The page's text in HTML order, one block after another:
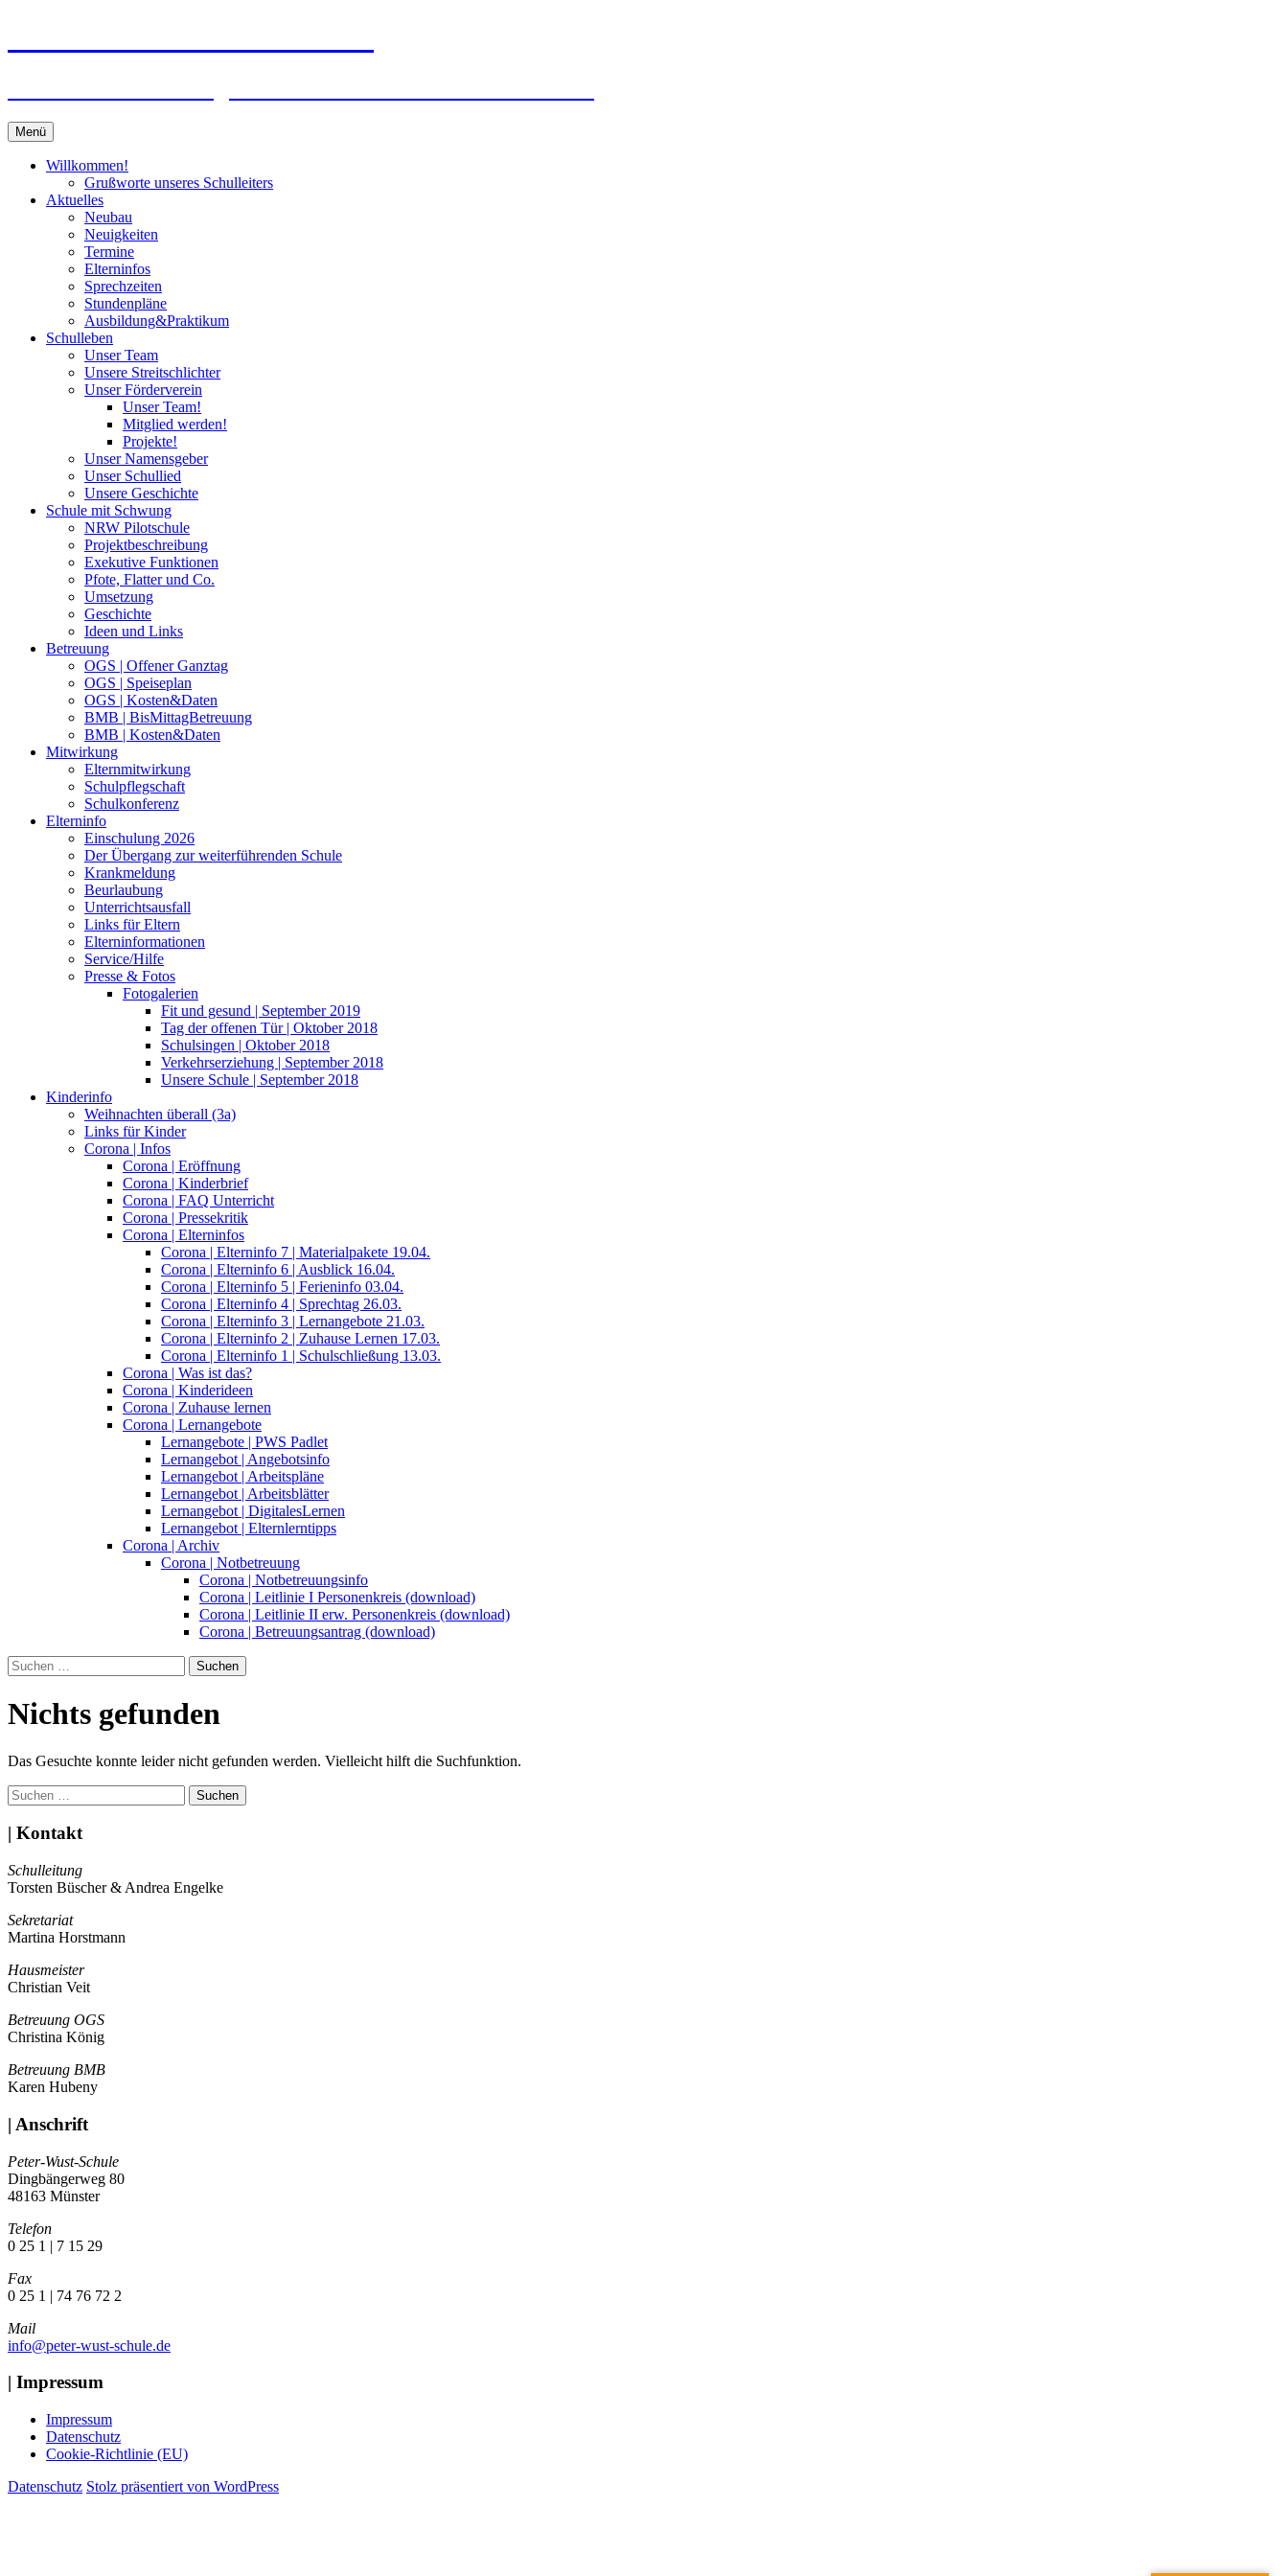
Menü
Willkommen!
Grußworte unseres Schulleiters
Aktuelles
Neubau
Neuigkeiten
Termine
Elterninfos
Sprechzeiten
Stundenpläne
Ausbildung&Praktikum
Schulleben
Unser Team
Unsere Streitschlichter
Unser Förderverein
Unser Team!
Mitglied werden!
Projekte!
Unser Namensgeber
Unser Schullied
Unsere Geschichte
Schule mit Schwung
NRW Pilotschule
Projektbeschreibung
Exekutive Funktionen
Pfote, Flatter und Co.
Umsetzung
Geschichte
Ideen und Links
Betreuung
OGS | Offener Ganztag
OGS | Speiseplan
OGS | Kosten&Daten
BMB | BisMittagBetreuung
BMB | Kosten&Daten
Mitwirkung
Elternmitwirkung
Schulpflegschaft
Schulkonferenz
Elterninfo
Einschulung 2026
Der Übergang zur weiterführenden Schule
Krankmeldung
Beurlaubung
Unterrichtsausfall
Links für Eltern
Elterninformationen
Service/Hilfe
Presse & Fotos
Fotogalerien
Fit und gesund | September 2019
Tag der offenen Tür | Oktober 2018
Schulsingen | Oktober 2018
Verkehrserziehung | September 2018
Unsere Schule | September 2018
Kinderinfo
Weihnachten überall (3a)
Links für Kinder
Corona | Infos
Corona | Eröffnung
Corona | Kinderbrief
Corona | FAQ Unterricht
Corona | Pressekritik
Corona | Elterninfos
Corona | Elterninfo 7 | Materialpakete 19.04.
Corona | Elterninfo 6 | Ausblick 16.04.
Corona | Elterninfo 5 | Ferieninfo 03.04.
Corona | Elterninfo 4 | Sprechtag 26.03.
Corona | Elterninfo 3 | Lernangebote 21.03.
Corona | Elterninfo 2 | Zuhause Lernen 17.03.
Corona | Elterninfo 1 | Schulschließung 13.03.
Corona | Was ist das?
Corona | Kinderideen
Corona | Zuhause lernen
Corona | Lernangebote
Lernangebote | PWS Padlet
Lernangebot | Angebotsinfo
Lernangebot | Arbeitspläne
Lernangebot | Arbeitsblätter
Lernangebot | DigitalesLernen
Lernangebot | Elternlerntipps
Corona | Archiv
Corona | Notbetreuung
Corona | Notbetreuungsinfo
Corona | Leitlinie I Personenkreis (download)
Corona | Leitlinie II erw. Personenkreis (download)
Corona | Betreuungsantrag (download)
Suchen
nach:
Nichts gefunden
Das Gesuchte konnte leider nicht gefunden werden. Vielleicht hilft die Suchfunktion.
Suchen
nach:
| Kontakt
Schulleitung
Torsten Büscher & Andrea Engelke
Sekretariat
Martina Horstmann
Hausmeister
Christian Veit
Betreuung OGS
Christina König
Betreuung BMB
Karen Hubeny
| Anschrift
Peter-Wust-Schule
Dingbängerweg 80
48163 Münster
Telefon
0 25 1 | 7 15 29
Fax
0 25 1 | 74 76 72 2
Mail
info@peter-wust-schule.de
| Impressum
Impressum
Datenschutz
Cookie-Richtlinie (EU)
Datenschutz Stolz präsentiert von WordPress